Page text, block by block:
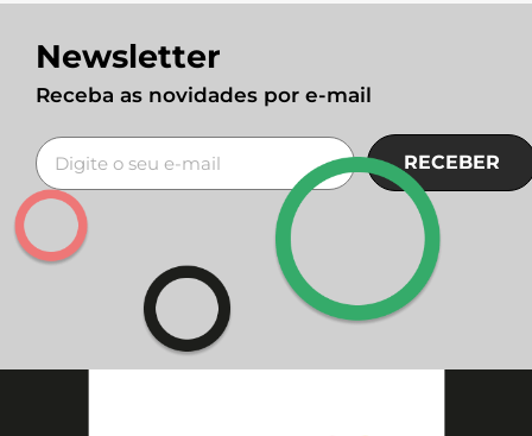
Newsletter
Receba as novidades por e-mail
RECEBER